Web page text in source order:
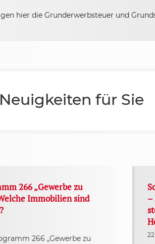
hier die Grunderwerbsteuer und
für Sie
266 „Gewerbe zu
Immobilien sind
266 „Gewerbe zu
–